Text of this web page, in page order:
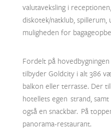
valutaveksling i
diskotek/natklub, spillerum,
muligheden for
Fordelt på
tilbyder Goldcity i alt 386
balkon eller terrasse. Der
hotellets egen strand,
også en snackbar. På
panorama-restaurant.